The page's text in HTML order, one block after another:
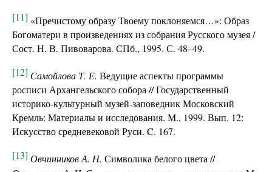
[11] «Пречистому образу Твоему поклоняемся…»: Образ
Богоматери в произведениях из собрания Русского музея /
Сост. Н. В. Пивоварова. СПб., 1995. С. 48–49.
[12] Самойлова Т. Е. Ведущие аспекты программы
росписи Архангельского собора // Государственный
историко-культурный музей-заповедник Московский
Кремль: Материалы и исследования. М., 1999. Вып. 12:
Искусство средневековой Руси. C. 167.
[13] Овчинников А. Н. Символика белого цвета //